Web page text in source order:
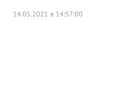
14.05.2021 в 14:57:00